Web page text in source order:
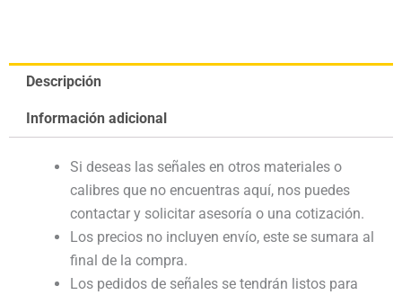
Descripción
Información adicional
Si deseas las señales en otros materiales o
calibres que no encuentras aquí, nos puedes
contactar y solicitar asesoría o una cotización.
Los precios no incluyen envío, este se sumara al
final de la compra.
Los pedidos de señales se tendrán listos para